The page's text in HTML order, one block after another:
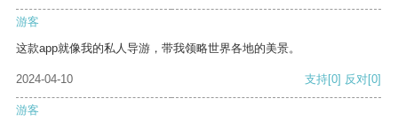
游客
这款app就像我的私人导游，带我领略世界各地的美景。
2024-04-10 支持[0] 反对[0]
游客